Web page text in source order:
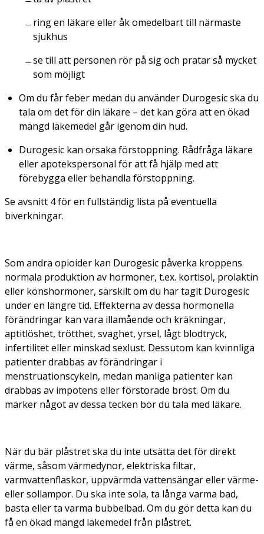
ring en läkare eller åk omedelbart till närmaste
sjukhus
se till att personen rör på sig och pratar så mycket
som möjligt
Om du får feber medan du använder Durogesic ska du
tala om det för din läkare – det kan göra att en ökad
mängd läkemedel går igenom din hud.
Durogesic kan orsaka förstoppning. Rådfråga läkare
eller apotekspersonal för att få hjälp med att
förebygga eller behandla förstoppning.
Se avsnitt 4 för en fullständig lista på eventuella
biverkningar.
Som andra opioider kan Durogesic påverka kroppens
normala produktion av hormoner, t.ex. kortisol, prolaktin
eller könshormoner, särskilt om du har tagit Durogesic
under en längre tid. Effekterna av dessa hormonella
förändringar kan vara illamående och kräkningar,
aptitlöshet, trötthet, svaghet, yrsel, lågt blodtryck,
infertilitet eller minskad sexlust. Dessutom kan kvinnliga
patienter drabbas av förändringar i
menstruationscykeln, medan manliga patienter kan
drabbas av impotens eller förstorade bröst. Om du
märker något av dessa tecken bör du tala med läkare.
När du bär plåstret ska du inte utsätta det för direkt
värme, såsom värmedynor, elektriska filtar,
varmvattenflaskor, uppvärmda vattensängar eller värme-
eller sollampor. Du ska inte sola, ta långa varma bad,
basta eller ta varma bubbelbad. Om du gör detta kan du
få en ökad mängd läkemedel från plåstret.